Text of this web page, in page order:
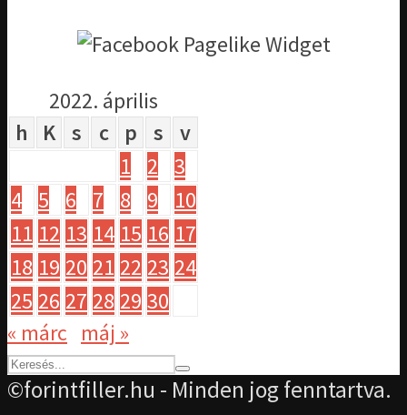
2022. április
h
K s c p s
v
1
2
3
4 5 6 7 8 9
10
11 12 13 14 15 16 17
18 19 20 21 22 23 24
25 26 27 28 29 30
« márc máj »
©forintfiller.hu - Minden jog fenntartva.